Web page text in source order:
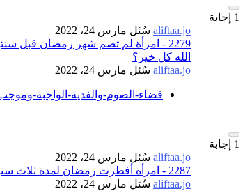
1 إجابة
aliftaa.jo سُئل مارس 24، 2022
2279 - امرأة لم تصم شهر رمضان قبل
الله كل خير؟
aliftaa.jo سُئل مارس 24، 2022
قضاء-الصوم-والفدية-الواجبة-
1 إجابة
aliftaa.jo سُئل مارس 24، 2022
2287 - امرأة أفطرت رمضان لمدة ثلاث سنوات بسبب النفاس، ولم تقض، ما الحكم، وما يجب عليها؟
aliftaa.jo سُئل مارس 24، 2022